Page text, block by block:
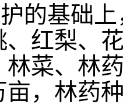
的基础
红梨、
林菜、林
亩，林药